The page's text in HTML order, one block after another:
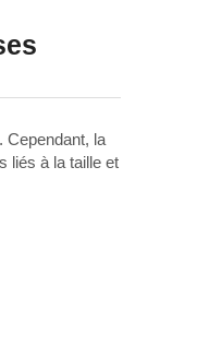
Cependant, la
liés à la taille et